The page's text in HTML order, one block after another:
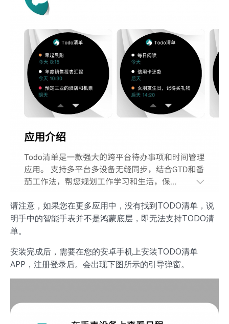
请注意，如果您在更多应用中，没有找到TODO清单，说
明手中的智能手表并不是鸿蒙底层，即无法支持TODO清
单。
安装完成后，需要在您的安卓手机上安装TODO清单
APP，注册登录后。会出现下图所示的引导弹窗。